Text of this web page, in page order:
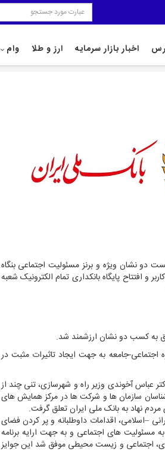
اخبار بازار سرمایه ارز و طلا وام
دو نشان ویژه و برنز مسئولیت اجتماعی بنگاه
و افتتاح پایگاه بانکداری تمام الکترونیک شعبه
به کسب دو نشان ارزشمند شد.
اجتماعی-جامعه به جهت ایجاد تاثیرات مثبت در
عباس آخوندی وزیر راه و شهرسازی، تنی چند از
سازمان ها و شرکت ها در مرکز همایش های
نهاد به بانک ملی ایران تعلق گرفت.
–اسلامی، اقدامات داوطلبانه و پر کردن فضای
مسئولیت های اجتماعی و به جهت ارایه برنامه
اجتماعی و زیست محیطی موفق شد این جوایز